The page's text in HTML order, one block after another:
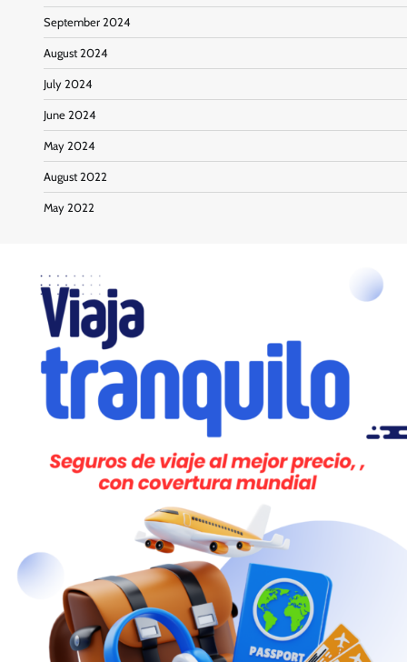
September 2024
August 2024
July 2024
June 2024
May 2024
August 2022
May 2022